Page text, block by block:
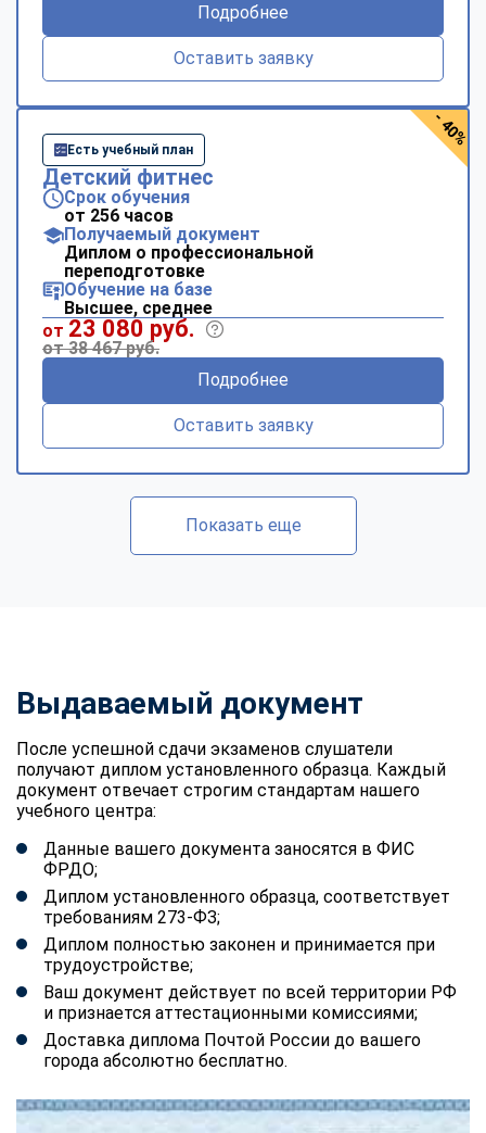
Подробнее
Оставить заявку
Есть учебный план
Детский фитнес
Срок обучения
от 256 часов
Получаемый документ
Диплом о профессиональной
переподготовке
Обучение на базе
Высшее, среднее
от 23 080 руб.
от 38 467 руб.
Подробнее
Оставить заявку
- 40%
Показать еще
Выдаваемый документ
После успешной сдачи экзаменов слушатели
получают диплом установленного образца. Каждый
документ отвечает строгим стандартам нашего
учебного центра:
Данные вашего документа заносятся в ФИС
ФРДО;
Диплом установленного образца, соответствует
требованиям 273-ФЗ;
Диплом полностью законен и принимается при
трудоустройстве;
Ваш документ действует по всей территории РФ
и признается аттестационными комиссиями;
Доставка диплома Почтой России до вашего
города абсолютно бесплатно.